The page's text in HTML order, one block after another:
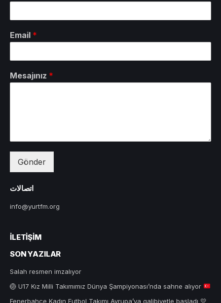
Email *
Mesajınız *
Gönder
اتصالات
info@yurtfm.org
İLETIŞIM
SON YAZILAR
Salah resmen imzalıyor
🏐 U17 Kız Milli Takımımız Dünya Şampiyonası’nda sahne alıyor
Fenerbahçe Kadın Futbol Takımı Avrupa’ya galibiyetle başladı 💛